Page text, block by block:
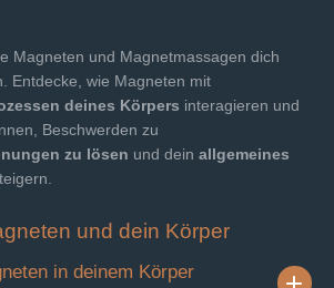
Magneten und Magnetmassagen dich
Entdecke, wie Magneten mit
deines Körpers interagieren und
Beschwerden zu
zu lösen und dein allgemeines
und dein Körper
in deinem Körper